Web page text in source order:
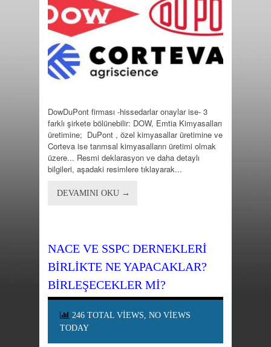
DowDuPont firması -hissedarlar onaylar ise- 3
farklı şirkete bölünebilir: DOW, Emtia Kimyasalları
üretimine; DuPont , özel kimyasallar üretimine ve
Corteva ise tarımsal kimyasalların üretimi olmak
üzere... Resmi deklarasyon ve daha detaylı
bilgileri, aşadaki resimlere tıklayarak...
DEVAMINI OKU →
NACE VE SSPC DERNEKLERI
BIRLIKTE NE YAPACAKLAR?
BIRLEŞECEKLER MI?
246 TOTAL VIEWS, NO VIEWS
TODAY